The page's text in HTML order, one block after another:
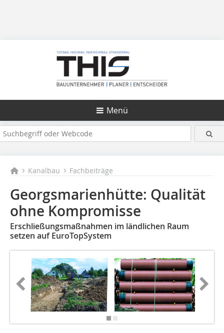
Menü
Kanalbau Fachbeiträge
Georgsmarienhütte: Qualität
ohne Kompromisse
Erschließungsmaßnahmen im ländlichen Raum
setzen auf EuroTopSystem